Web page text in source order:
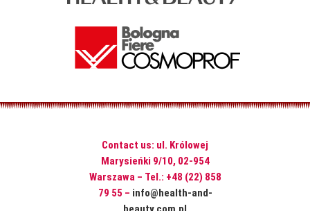
Contact us: ul. Królowej
Marysieńki 9/10, 02-954
Warszawa – Tel.: +48 (22) 858
79 55 – info@health-and-